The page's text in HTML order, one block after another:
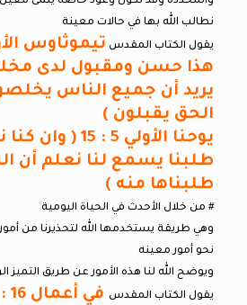
نطالب الله بها في حالات معينة
يقول الكتاب المقدس
هذا حسن ومقبول لدى
يريد أن جميع الناس
الحق يقبلون )
يوحنا الأولي 5 :
طلبنا يسمع لنا نعلم أن
طلبناها منه )
# من خلال الأحدث في الحياة اليومية
وهي طريقة يستخدمها الله لتحذيرنا من
نحو أمور معينه
ويوضح الله لنا هذه الأمور عن طريق التميز
يقول الكتاب المقدس في أعمال 16 : 1- 10